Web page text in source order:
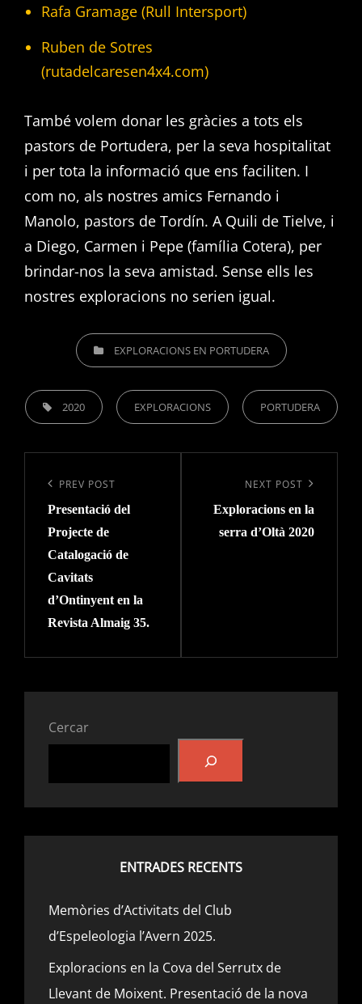
Rafa Gramage (Rull Intersport)
Ruben de Sotres
(rutadelcaresen4x4.com)
També volem donar les gràcies a tots els
pastors de Portudera, per la seva hospitalitat
i per tota la informació que ens faciliten. I
com no, als nostres amics Fernando i
Manolo, pastors de Tordín. A Quili de Tielve, i
a Diego, Carmen i Pepe (família Cotera), per
brindar-nos la seva amistad. Sense ells les
nostres exploracions no serien igual.
CATEGORIESEXPLORACIONS EN PORTUDERA
TAGS, 2020 EXPLORACIONS PORTUDERA
d'entrades
Previous
Post
PREV POST
Presentació del
Projecte de
Catalogació de
Cavitats
d’Ontinyent en la
Revista Almaig 35.
Post
NEXT POST
Exploracions en la
serra d’Oltà 2020
Cercar
ENTRADES RECENTS
Memòries d’Activitats del Club
d’Espeleologia l’Avern 2025.
Exploracions en la Cova del Serrutx de
Llevant de Moixent. Presentació de la nova